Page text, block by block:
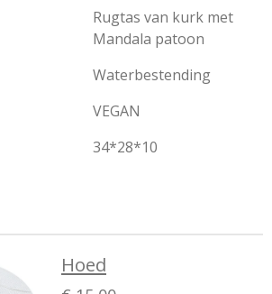
Rugtas van kurk met
Mandala patoon
Waterbestending
VEGAN
34*28*10
Hoed